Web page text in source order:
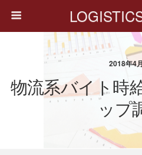
2018年4
物流系バイト時
ップ